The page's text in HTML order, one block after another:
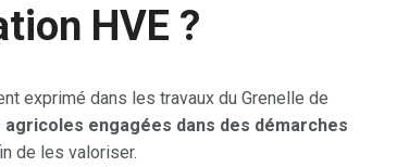
HVE ?
exprimé dans les travaux du Grenelle de
engagées dans des démarches
de les valoriser.